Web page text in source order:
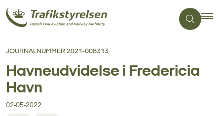
JOURNALNUMMER 2021-008313
Havneudvidelse i Fredericia
Havn
02-05-2022